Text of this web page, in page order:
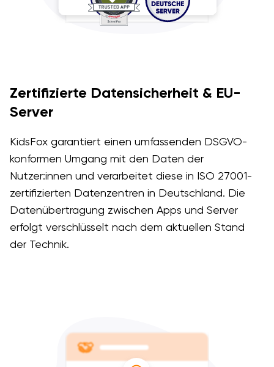
Zertifizierte Datensicherheit & EU-
Server
KidsFox garantiert einen umfassenden DSGVO-
konformen Umgang mit den Daten der
Nutzer:innen und verarbeitet diese in ISO 27001-
zertifizierten Datenzentren in Deutschland. Die
Datenübertragung zwischen Apps und Server
erfolgt verschlüsselt nach dem aktuellen Stand
der Technik.